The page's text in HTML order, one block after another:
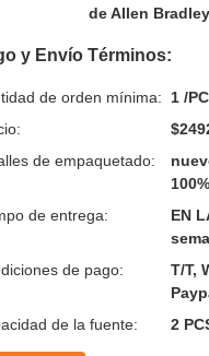
de Allen Bradley
y Envío Términos:
de orden mínima:
1 /
de empaquetado:
100%
de entrega:
EN
de pago:
T/T,
de la fuente:
2